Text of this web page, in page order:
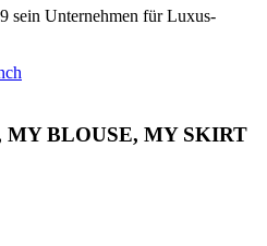
sein Unternehmen für Luxus-
MY BLOUSE, MY SKIRT